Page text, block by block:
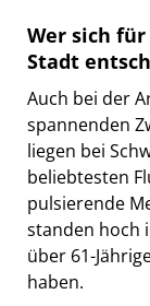
Wer sich
Stadt
Auch bei der
spannenden
liegen bei
beliebtesten
pulsierende
standen hoch
über 61-
haben.